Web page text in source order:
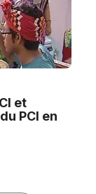
et
PCI en